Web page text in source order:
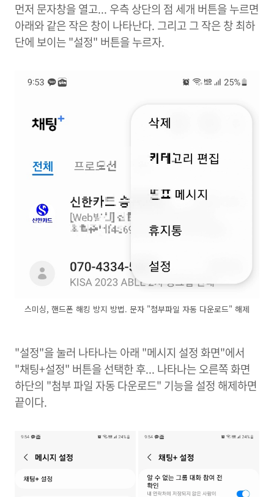
먼저 문자창을 열고... 우측 상단의 점 세개 버튼을 누르면
아래와 같은 작은 창이 나타난다. 그리고 그 작은 창 최하
단에 보이는 "설정" 버튼을 누르자.
스미싱, 핸드폰 해킹 방지 방법. 문자 "첨부파일 자동 다운로드" 해제
"설정"을 눌러 나타나는 아래 "메시지 설정 화면"에서
"채팅+설정" 버튼을 선택한 후... 나타나는 오른쪽 화면
하단의 "첨부 파일 자동 다운로드" 기능을 설정 해제하면
끝이다.